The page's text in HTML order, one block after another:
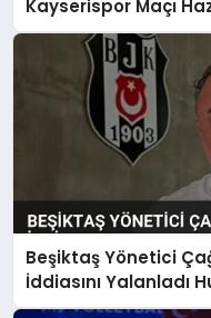
Kayserispor Maçı
Beşiktaş Yönetici
İddiasını Yalanladı